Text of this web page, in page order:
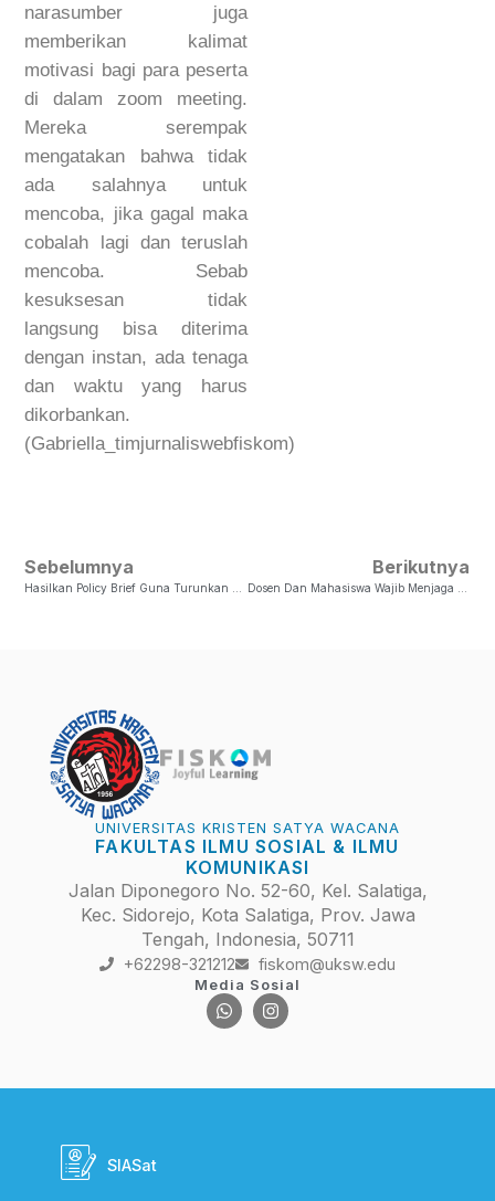
narasumber juga
memberikan kalimat
motivasi bagi para peserta
di dalam zoom meeting.
Mereka serempak
mengatakan bahwa tidak
ada salahnya untuk
mencoba, jika gagal maka
cobalah lagi dan teruslah
mencoba. Sebab
kesuksesan tidak
langsung bisa diterima
dengan instan, ada tenaga
dan waktu yang harus
dikorbankan.
(Gabriella_timjurnaliswebfiskom)
Sebelumnya Berikutnya
UNIVERSITAS KRISTEN SATYA WACANA
FAKULTAS ILMU SOSIAL & ILMU
KOMUNIKASI
Jalan Diponegoro No. 52-60, Kel. Salatiga,
Kec. Sidorejo, Kota Salatiga, Prov. Jawa
Tengah, Indonesia, 50711
+62298-321212 fiskom@uksw.edu
Media Sosial
SIASat